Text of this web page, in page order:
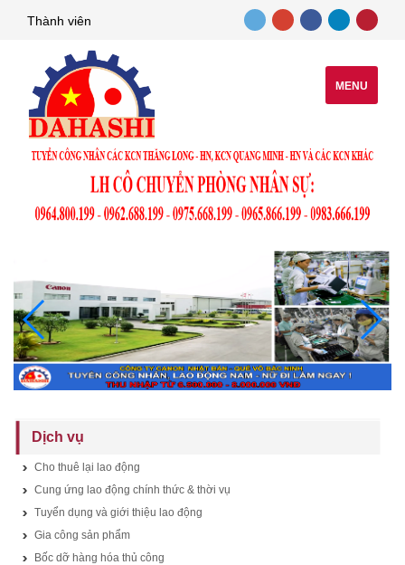
Thành viên
MENU
Dịch vụ
Cho thuê lại lao động
Cung ứng lao động chính thức & thời vụ
Tuyển dụng và giới thiệu lao động
Gia công sản phẩm
Bốc dỡ hàng hóa thủ công